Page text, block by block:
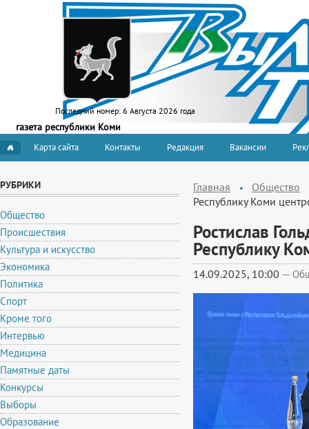
Последний номер: 6 Августа 2026 года
газета республики Коми
Карта сайта Контакты Редакция Вакансии
РУБРИКИ
Общество
Происшествия
Культура и искусство
Экономика
Политика
Спорт
Кроме того
Интервью
Медицина
Памятные даты
Конкурсы
Выборы
Образование
Главная
Общество
Республику Коми
Ростислав
Республику
14.09.2025, 10:00 —